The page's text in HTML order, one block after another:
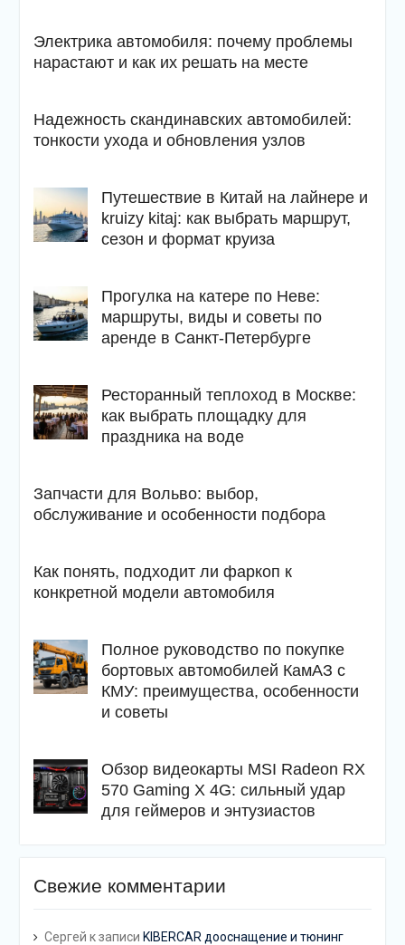
Электрика автомобиля: почему проблемы
нарастают и как их решать на месте
Надежность скандинавских автомобилей:
тонкости ухода и обновления узлов
Путешествие в Китай на лайнере и
kruizy kitaj: как выбрать маршрут,
сезон и формат круиза
Прогулка на катере по Неве:
маршруты, виды и советы по
аренде в Санкт-Петербурге
Ресторанный теплоход в Москве:
как выбрать площадку для
праздника на воде
Запчасти для Вольво: выбор,
обслуживание и особенности подбора
Как понять, подходит ли фаркоп к
конкретной модели автомобиля
Полное руководство по покупке
бортовых автомобилей КамАЗ с
КМУ: преимущества, особенности
и советы
Обзор видеокарты MSI Radeon RX
570 Gaming X 4G: сильный удар
для геймеров и энтузиастов
Свежие комментарии
Сергей к записи KIBERCAR дооснащение и тюнинг